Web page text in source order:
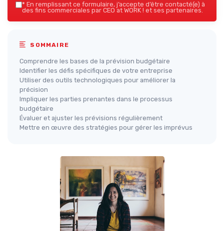
* En remplissant ce formulaire, j’accepte d’être contacté(e) à
des fins commerciales par CEO at WORK ! et ses partenaires.
SOMMAIRE
Comprendre les bases de la prévision budgétaire
Identifier les défis spécifiques de votre entreprise
Utiliser des outils technologiques pour améliorer la
précision
Impliquer les parties prenantes dans le processus
budgétaire
Évaluer et ajuster les prévisions régulièrement
Mettre en œuvre des stratégies pour gérer les imprévus